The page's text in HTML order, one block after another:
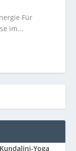
Für
im...
Yoga